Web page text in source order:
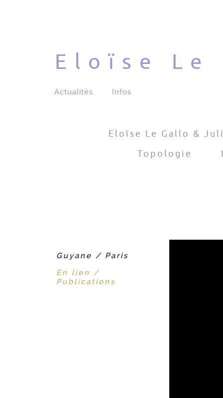
Eloïse Le
Actualités Infos
Eloïse Le Gallo &
Topologie
Guyane / Paris
En lien /
Publications